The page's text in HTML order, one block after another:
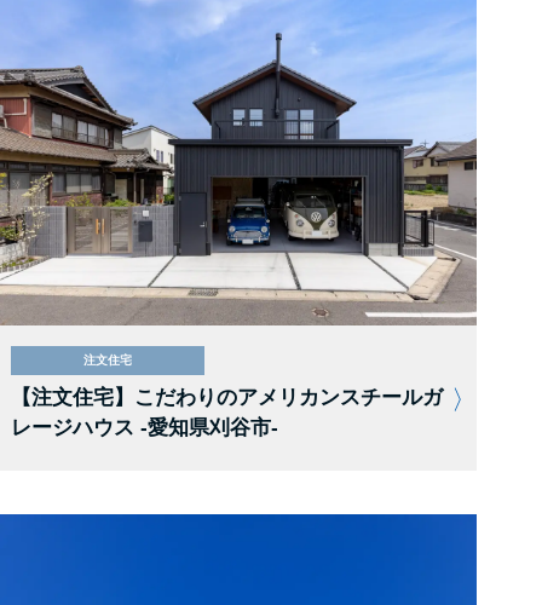
注文住宅
【注文住宅】こだわりのアメリカンスチールガ
レージハウス -愛知県刈谷市-